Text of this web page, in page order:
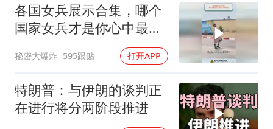
各国女兵展示合集，哪个
国家女兵才是你心中最飒
秘密大爆炸 595跟贴 打开APP
特朗普：与伊朗的谈判正
在进行将分两阶段推进